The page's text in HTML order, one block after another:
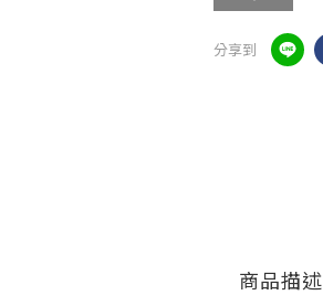
分享到
商品描述